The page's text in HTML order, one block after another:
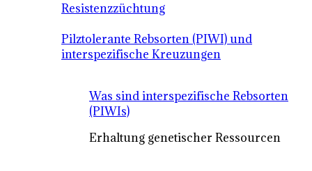
Resistenzzüchtung
Pilztolerante Rebsorten (PIWI) und
interspezifische Kreuzungen
Was sind interspezifische Rebsorten
(PIWIs)
Erhaltung genetischer Ressourcen